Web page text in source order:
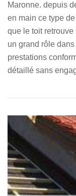
Maronne. depuis
en main ce type
que le toit retrouve
un grand rôle
prestations
détaillé sans